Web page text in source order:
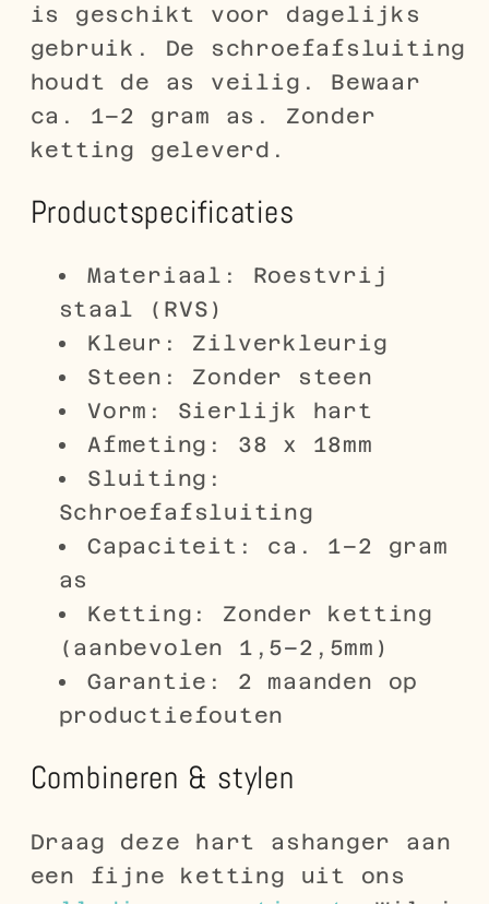
is geschikt voor dagelijks
gebruik. De schroefafsluiting
houdt de as veilig. Bewaar
ca. 1–2 gram as. Zonder
ketting geleverd.
Productspecificaties
Materiaal: Roestvrij
staal (RVS)
Kleur: Zilverkleurig
Steen: Zonder steen
Vorm: Sierlijk hart
Afmeting: 38 x 18mm
Sluiting:
Schroefafsluiting
Capaciteit: ca. 1–2 gram
as
Ketting: Zonder ketting
(aanbevolen 1,5–2,5mm)
Garantie: 2 maanden op
productiefouten
Combineren & stylen
Draag deze hart ashanger aan
een fijne ketting uit ons